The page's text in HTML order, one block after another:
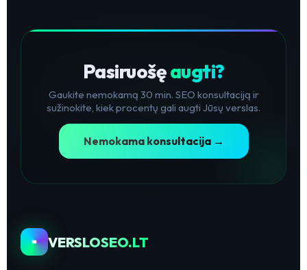
Pasiruošęaugti?
Gaukite nemokamą 30 min. SEO konsultaciją ir
sužinokite, kiek procentų gali augti Jūsų verslas.
Nemokama konsultacija →
VERSLOSEO.LT